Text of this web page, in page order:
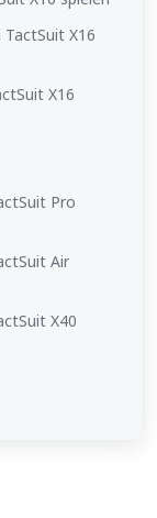
X16
X16
Pro
Air
X40